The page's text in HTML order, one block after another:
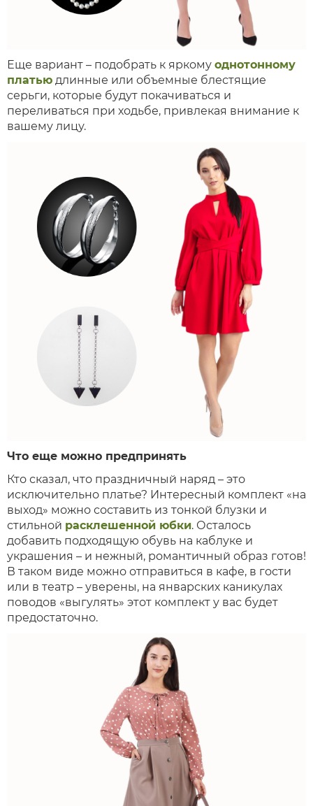
Еще вариант – подобрать к яркому однотонному
платью длинные или объемные блестящие
серьги, которые будут покачиваться и
переливаться при ходьбе, привлекая внимание к
вашему лицу.
Что еще можно предпринять
Кто сказал, что праздничный наряд – это
исключительно платье? Интересный комплект «на
выход» можно составить из тонкой блузки и
стильной расклешенной юбки. Осталось
добавить подходящую обувь на каблуке и
украшения – и нежный, романтичный образ готов!
В таком виде можно отправиться в кафе, в гости
или в театр – уверены, на январских каникулах
поводов «выгулять» этот комплект у вас будет
предостаточно.